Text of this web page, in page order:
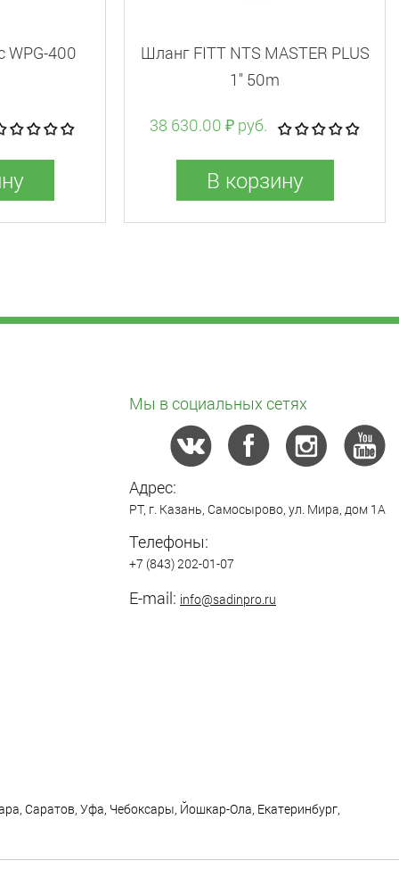
WPG-400
Шланг FITT NTS MASTER PLUS
1" 50m
38 630.00 ₽ руб.
В корзину
Мы в социальных сетях
Адрес:
РТ, г. Казань, Самосырово, ул. Мира, дом 1А
Телефоны:
+7 (843) 202-01-07
E-mail: info@sadinpro.ru
Саратов, Уфа, Чебоксары, Йошкар-Ола, Екатеринбург,